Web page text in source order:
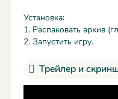
Установка:
1. Распаковать архив
2. Запустить игру.
Трейлер и